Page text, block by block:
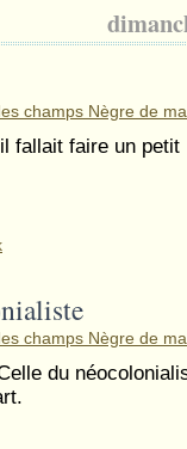
champs Nègre de
fallait faire un
champs Nègre de
du